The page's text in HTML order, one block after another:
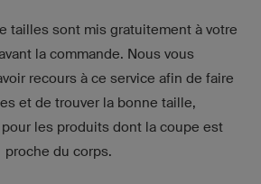
tailles sont mis gratuitement à votre
la commande. Nous vous
recours à ce service afin de faire
et de trouver la bonne taille,
les produits dont la coupe est
proche du corps.